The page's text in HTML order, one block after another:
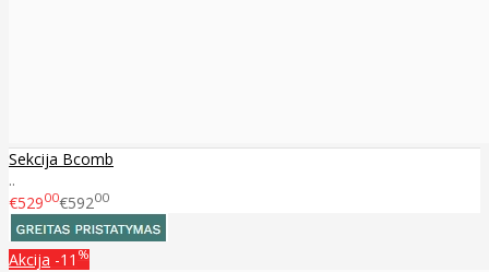
Sekcija Bcomb
..
€52900€59200
Akcija -11 %